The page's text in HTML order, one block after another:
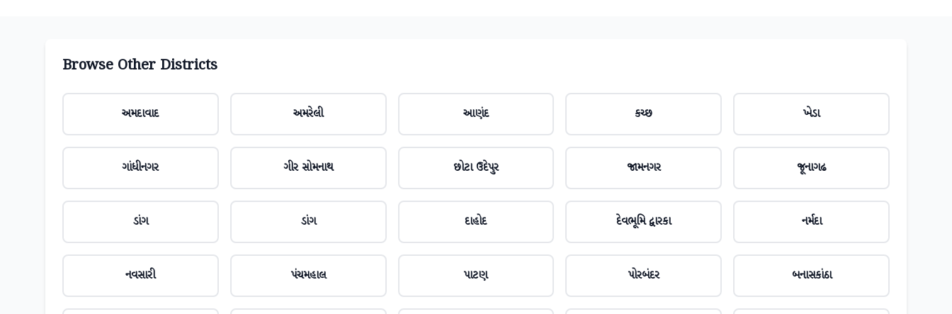
Browse Other Districts
અમદાવાદ અમરેલી આણંદ કચ્છ ખેડા
ગાંધીનગર ગીર સોમનાથ છોટા ઉદેપુર જામનગર જૂનાગઢ
ડાંગ ડાંગ દાહોદ દેવભૂમિ દ્વારકા નર્મદા
નવસારી પંચમહાલ પાટણ પોરબંદર બનાસકાંઠા